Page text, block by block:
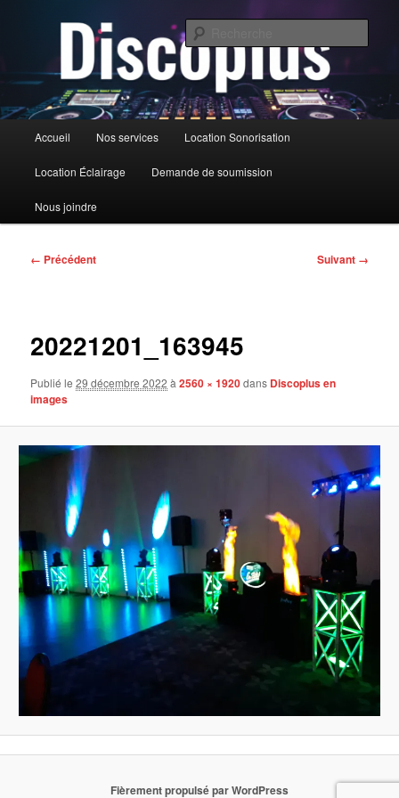
DiscoPlus
principal
Accueil Nos services Location Sonorisation
Location Éclairage Demande de soumission
Nous joindre
Navigation
← Précédent Suivant →
20221201_163945
Publié le29 décembre 2022 à2560 × 1920dans Discoplus en
images
Fièrement propulsé par WordPress